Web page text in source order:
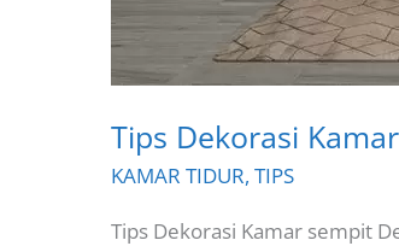
Tips Dekorasi
KAMAR TIDUR, TIPS
Tips Dekorasi Kamar sempit